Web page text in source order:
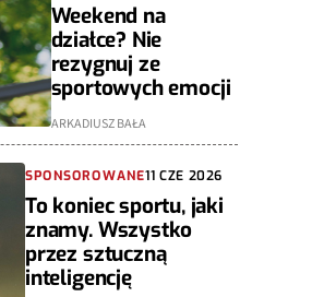
Weekend na
działce? Nie
rezygnuj ze
sportowych emocji
ARKADIUSZ BAŁA
SPONSOROWANE11 CZE 2026
To koniec sportu, jaki
znamy. Wszystko
przez sztuczną
inteligencję